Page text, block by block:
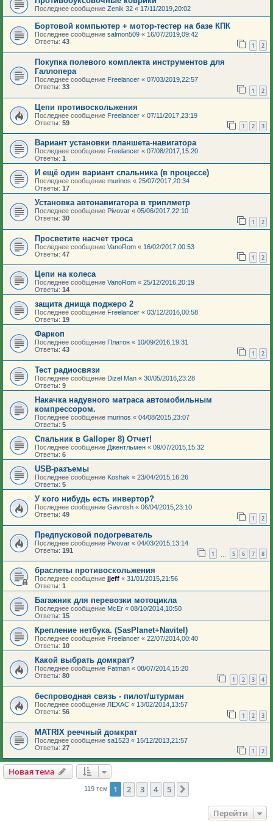
Последнее сообщение Zenik 32 « 17/11/2019,20:02
Бортовой компьютер + мотор-тестер на базе КПК
Последнее сообщение salmon509 « 16/07/2019,09:42
Ответы: 43 1 2
Покупка полевого комплекта инструментов для
Галлопера
Последнее сообщение Freelancer « 07/03/2019,22:57
Ответы: 33 1 2
Цепи противоскольжения
Последнее сообщение Freelancer « 07/11/2017,23:19
Ответы: 59 1 2 3
Вариант установки планшета-навигатора
Последнее сообщение Freelancer « 07/08/2017,15:20
Ответы: 1
И ещё один вариант спальника (в процессе)
Последнее сообщение murinos « 25/07/2017,20:34
Ответы: 17
Установка автонавигатора в триплметр
Последнее сообщение Pivovar « 05/06/2017,22:10
Ответы: 30 1 2
Просветите насчет троса
Последнее сообщение VanoRom « 16/02/2017,00:53
Ответы: 47 1 2
Цепи на колеса
Последнее сообщение VanoRom « 25/12/2016,20:19
Ответы: 14
защита днища поджеро 2
Последнее сообщение Freelancer « 03/12/2016,00:58
Ответы: 19
Фаркоп
Последнее сообщение Платон « 10/09/2016,19:31
Ответы: 43 1 2
Тест радиосвязи
Последнее сообщение Dizel Man « 30/05/2016,23:28
Ответы: 9
Накачка надувного матраса автомобильным
компрессором.
Последнее сообщение murinos « 04/08/2015,23:07
Ответы: 5
Спальник в Galloper 8) Отчет!
Последнее сообщение Джентльмен « 09/07/2015,15:32
Ответы: 6
USB-разъемы
Последнее сообщение Koshak « 23/04/2015,16:26
Ответы: 5
У кого нибудь есть инвертор?
Последнее сообщение Gavrosh « 06/04/2015,23:10
Ответы: 49 1 2
Предпусковой подогреватель
Последнее сообщение Pivovar « 04/03/2015,13:14
Ответы: 191 1 5 6 7 8
браслеты противоскольжения
Последнее сообщение jjeff « 31/01/2015,21:56
Ответы: 1
Багажник для перевозки мотоцикла
Последнее сообщение McEr « 08/10/2014,10:50
Ответы: 15
Крепление нетбука. (SasPlanet+Navitel)
Последнее сообщение Freelancer « 22/07/2014,00:40
Ответы: 10
Какой выбрать домкрат?
Последнее сообщение Fatman « 08/07/2014,15:20
Ответы: 80 1 2 3 4
беспроводная связь - пилот/штурман
Последнее сообщение ЛЁХАС « 13/02/2014,13:57
Ответы: 56 1 2 3
MATRIX реечный домкрат
Последнее сообщение sa1523 « 15/12/2013,21:57
Ответы: 27 1 2
Новая тема
119 тем 1 2 3 4 5
Перейти